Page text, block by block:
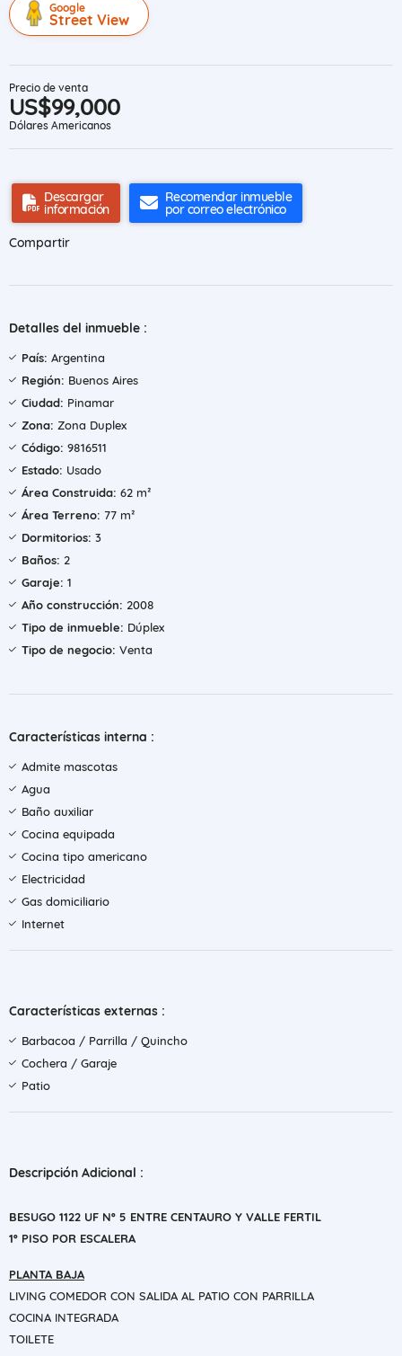
Google
Street View
Precio de venta
US$99,000
Dólares Americanos
Descargar
información
Recomendar inmueble
por correo electrónico
Compartir
Detalles del inmueble :
País: Argentina
Región: Buenos Aires
Ciudad: Pinamar
Zona: Zona Duplex
Código: 9816511
Estado: Usado
Área Construida: 62 m²
Área Terreno: 77 m²
Dormitorios: 3
Baños: 2
Garaje: 1
Año construcción: 2008
Tipo de inmueble: Dúplex
Tipo de negocio: Venta
Características interna :
Admite mascotas
Agua
Baño auxiliar
Cocina equipada
Cocina tipo americano
Electricidad
Gas domiciliario
Internet
Características externas :
Barbacoa / Parrilla / Quincho
Cochera / Garaje
Patio
Descripción Adicional :
BESUGO 1122 UF Nº 5 ENTRE CENTAURO Y VALLE FERTIL
1º PISO POR ESCALERA
PLANTA BAJA
LIVING COMEDOR CON SALIDA AL PATIO CON PARRILLA
COCINA INTEGRADA
TOILETE